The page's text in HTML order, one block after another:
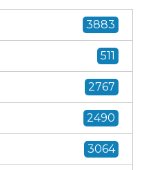
3883
511
2767
2490
3064